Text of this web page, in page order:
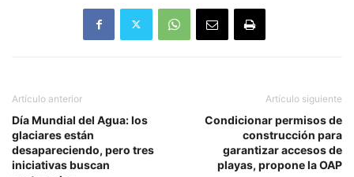
Artículo anterior
Día Mundial del Agua: los
glaciares están
desapareciendo, pero tres
iniciativas buscan
Artículo siguiente
Condicionar permisos de
construcción para
garantizar accesos de
playas, propone la OAP